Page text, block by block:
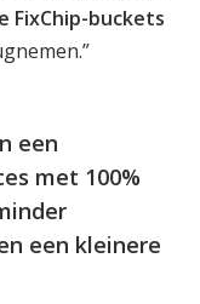
FixChip-buckets
een
met 100%
een kleinere